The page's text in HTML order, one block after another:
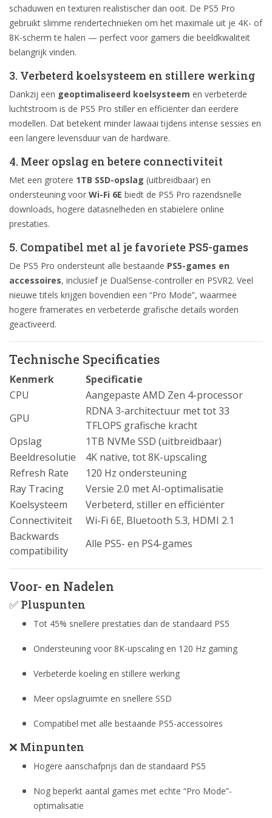
schaduwen en texturen realistischer dan ooit. De PS5 Pro
gebruikt slimme rendertechnieken om het maximale uit je 4K- of
8K-scherm te halen — perfect voor gamers die beeldkwaliteit
belangrijk vinden.
3. Verbeterd koelsysteem en stillere werking
Dankzij een geoptimaliseerd koelsysteem en verbeterde
luchtstroom is de PS5 Pro stiller en efficiënter dan eerdere
modellen. Dat betekent minder lawaai tijdens intense sessies en
een langere levensduur van de hardware.
4. Meer opslag en betere connectiviteit
Met een grotere 1TB SSD-opslag (uitbreidbaar) en
ondersteuning voor Wi-Fi 6E biedt de PS5 Pro razendsnelle
downloads, hogere datasnelheden en stabielere online
prestaties.
5. Compatibel met al je favoriete PS5-games
De PS5 Pro ondersteunt alle bestaande PS5-games en
accessoires, inclusief je DualSense-controller en PSVR2. Veel
nieuwe titels krijgen bovendien een “Pro Mode”, waarmee
hogere framerates en verbeterde grafische details worden
geactiveerd.
Technische Specificaties
Kenmerk
Specificatie
CPU
Aangepaste AMD Zen 4-processor
GPU
RDNA 3-architectuur met tot 33
TFLOPS grafische kracht
Opslag
1TB NVMe SSD (uitbreidbaar)
Beeldresolutie
4K native, tot 8K-upscaling
Refresh Rate
120 Hz ondersteuning
Ray Tracing
Versie 2.0 met AI-optimalisatie
Koelsysteem
Verbeterd, stiller en efficiënter
Connectiviteit
Wi-Fi 6E, Bluetooth 5.3, HDMI 2.1
Backwards
compatibility
Alle PS5- en PS4-games
Voor- en Nadelen
✅ Pluspunten
Tot 45% snellere prestaties dan de standaard PS5
Ondersteuning voor 8K-upscaling en 120 Hz gaming
Verbeterde koeling en stillere werking
Meer opslagruimte en snellere SSD
Compatibel met alle bestaande PS5-accessoires
❌ Minpunten
Hogere aanschafprijs dan de standaard PS5
Nog beperkt aantal games met echte “Pro Mode”-
optimalisatie